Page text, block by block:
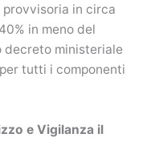
in circa
in meno del
decreto ministeriale
tutti i componenti
e Vigilanza il